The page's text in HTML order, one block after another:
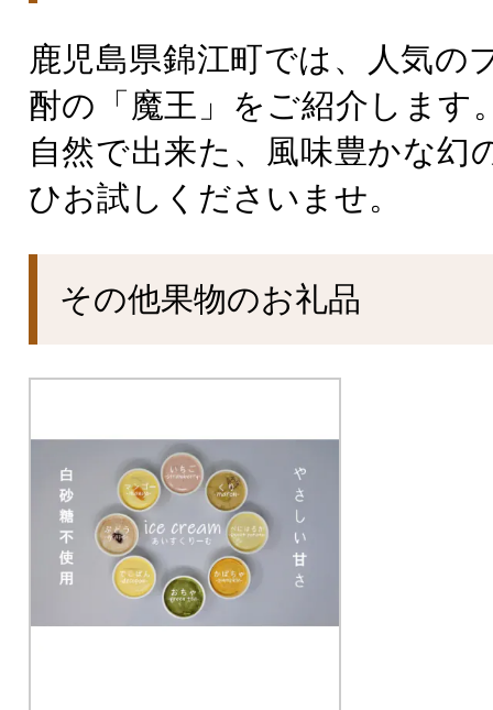
鹿児島県錦江町では、人気の
酎の「魔王」をご紹介します
自然で出来た、風味豊かな幻
ひお試しくださいませ。
その他果物のお礼品